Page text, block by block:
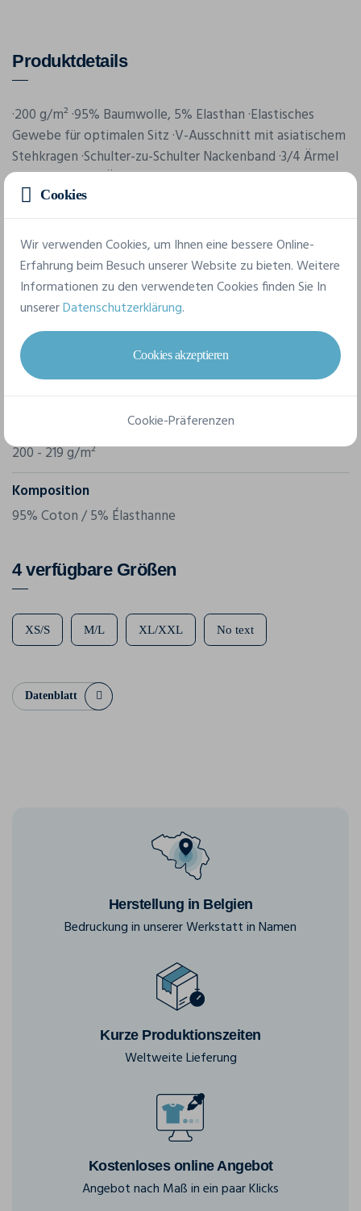
Produktdetails
·200 g/m² ·95% Baumwolle, 5% Elasthan ·Elastisches
Gewebe für optimalen Sitz ·V-Ausschnitt mit asiatischem
Stehkragen ·Schulter-zu-Schulter Nackenband ·3/4 Ärmel
·Doppelnaht an Ärmelabschluss und Bund ·Seitennähte
·Gerader Bund ·Leicht tailliert.
Merkmale
Marke
Kustom Kit
Referenz
KK785
200 - 219 g/m²
Komposition
95% Coton / 5% Élasthanne
4 verfügbare Größen
XS/S M/L XL/XXL No text
Datenblatt
Herstellung in Belgien
Bedruckung in unserer Werkstatt in Namen
Kurze Produktionszeiten
Weltweite Lieferung
Kostenloses online Angebot
Angebot nach Maß in ein paar Klicks
Cookies
Wir verwenden Cookies, um Ihnen eine bessere Online-
Erfahrung beim Besuch unserer Website zu bieten. Weitere
Informationen zu den verwendeten Cookies finden Sie In
unsererDatenschutzerklärung.
Cookies akzeptieren
Cookie-Präferenzen